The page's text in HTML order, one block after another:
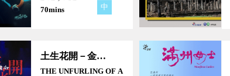
的經歷，觸碰更深層的主
題－人如何與自我、壓
70mins
中
土生花開－金枝演社
THE UNFURLING OF A